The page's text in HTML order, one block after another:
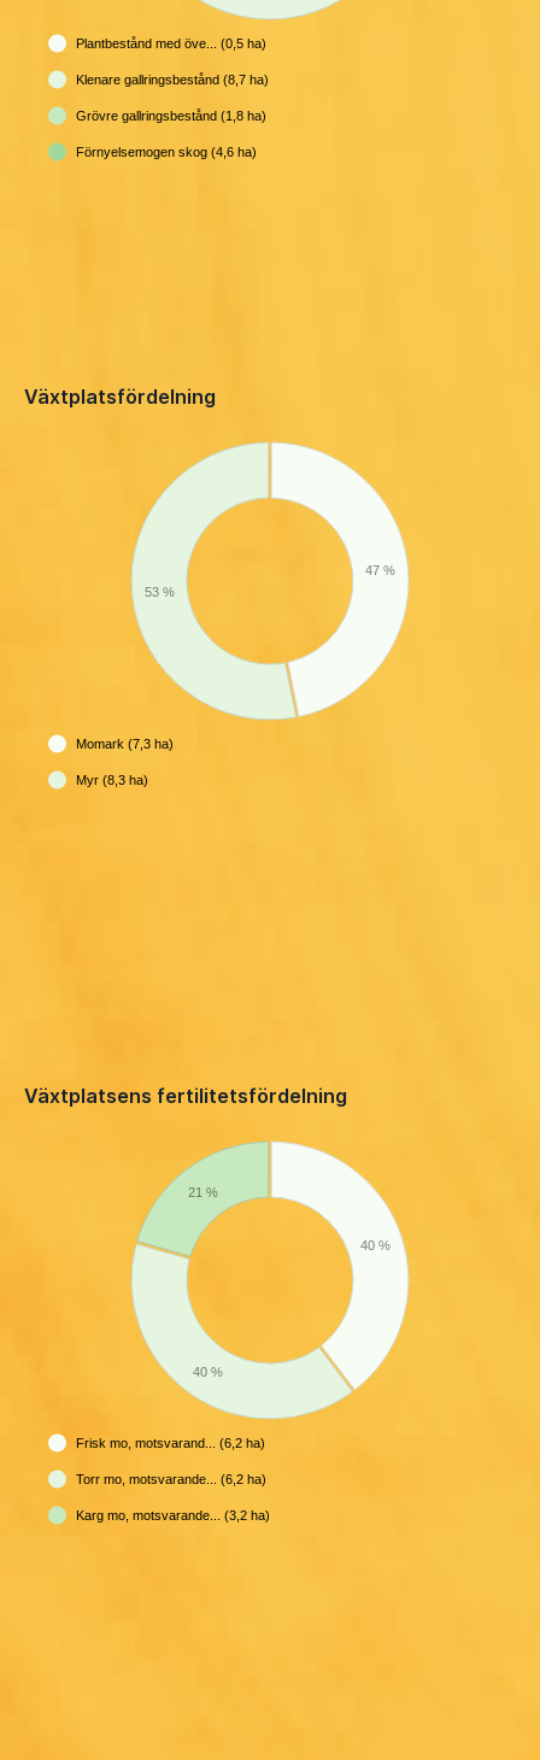
Plantbestånd med öve... (0,5 ha)
Klenare gallringsbestånd (8,7 ha)
Grövre gallringsbestånd (1,8 ha)
Förnyelsemogen skog (4,6 ha)
Växtplatsfördelning
47 %
53 %
Momark (7,3 ha)
Myr (8,3 ha)
Växtplatsens fertilitetsfördelning
40 %
40 %
21 %
Frisk mo, motsvarand... (6,2 ha)
Torr mo, motsvarande... (6,2 ha)
Karg mo, motsvarande... (3,2 ha)